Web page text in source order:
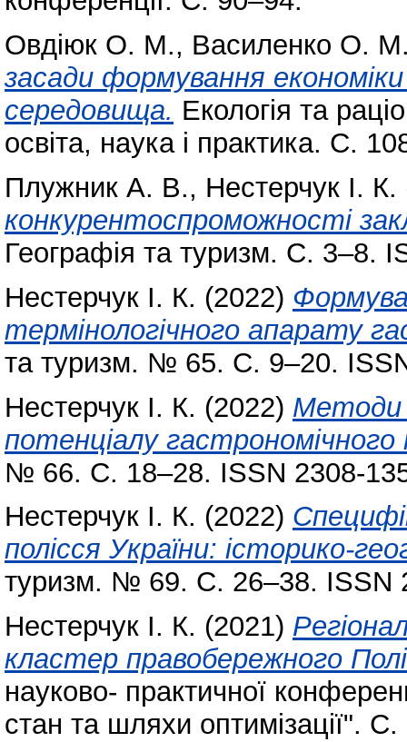
Овдіюк О. М., Василенко О.
засади формування
середовища. Екологія та
освіта, наука і практика. С.
Плужник А. В., Нестерчук І. К.
конкурентоспроможності
Географія та туризм. С. 3–8.
Нестерчук І. К. (2022)
термінологічного апарату
та туризм. № 65. С. 9–20.
Нестерчук І. К. (2022) Методи
потенціалу
№ 66. С. 18–28. ISSN 2308-
Нестерчук І. К. (2022)
полісся України: історико-
туризм. № 69. С. 26–38. ISSN
Нестерчук І. К. (2021)
кластер правобережного
науково- практичної
стан та шляхи оптимізації".